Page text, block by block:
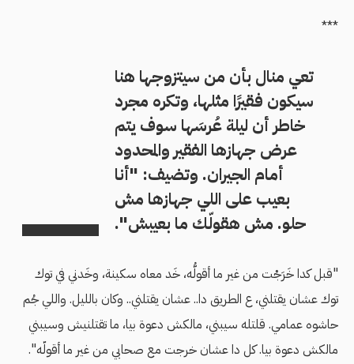
***
تعي منال بأن من سيتزوجها هنا
سيكون فقيرًا مثلها، وتكره مجرد
خاطر أن ليلة عُرسَها سوف يتم
عرض جهازها الفقير والمحدود
أمام الجيران. وتضيف: "أنا
بعيب على اللي جهازها مش
حلو. مش هقولّك ما بعيبش".
"قبل كدا خَرَجْت من غير ما أقولُّه، خَد معاه سكينة، وخَدني في توك
توك عشان يقتلني، ع الطريق دا.. عشان يقتلني.. وكان بالليل. واللي جُم
حاشوه عمامي. قلتله سيبني، مالكش دعوة بيا، ما تقتلنيش وسيبني
مالكش دعوة بيا. كل دا عشان خرجت مع صحابي من غير ما أقولّه".